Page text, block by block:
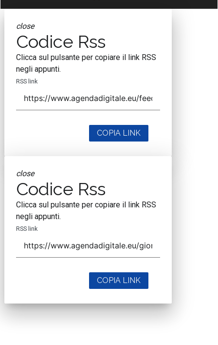
close
Codice Rss
Clicca sul pulsante per copiare il link RSS
negli appunti.
RSS link
COPIA LINK
close
Codice Rss
Clicca sul pulsante per copiare il link RSS
negli appunti.
RSS link
COPIA LINK